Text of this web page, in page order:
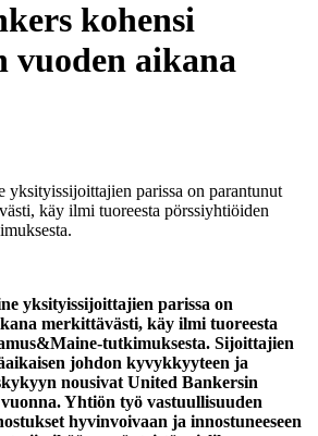
kohensi
vuoden aikana
yksityissijoittajien parissa on parantunut
käy ilmi tuoreesta pörssiyhtiöiden
yksityissijoittajien parissa on
merkittävästi, käy ilmi tuoreesta
tutkimuksesta. Sijoittajien
johdon kyvykkyyteen ja
nousivat United Bankersin
Yhtiön työ vastuullisuuden
hyvinvoivaan ja innostuneeseen